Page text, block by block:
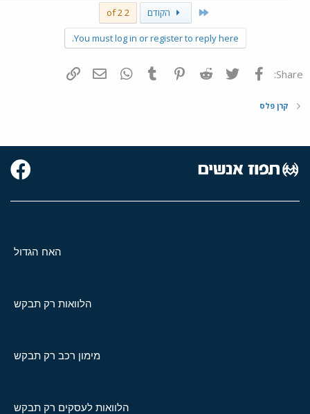
First הקודם 2 of 2
You must log in or register to reply here.
Share: פייסבוק Twitter
Reddit
Pinterest
Tumblr
WhatsAppדואר אלקטרוני
קרן פלס
האח הגדול
הלוואות רק תבקש
מימון רכב רק תבקש
הלוואות לעסקים רק תבקש